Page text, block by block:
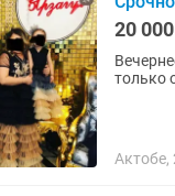
20
только